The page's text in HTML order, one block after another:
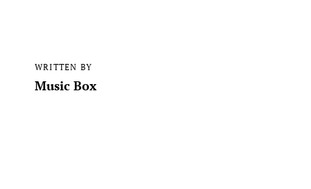
WRITTEN BY
Music Box